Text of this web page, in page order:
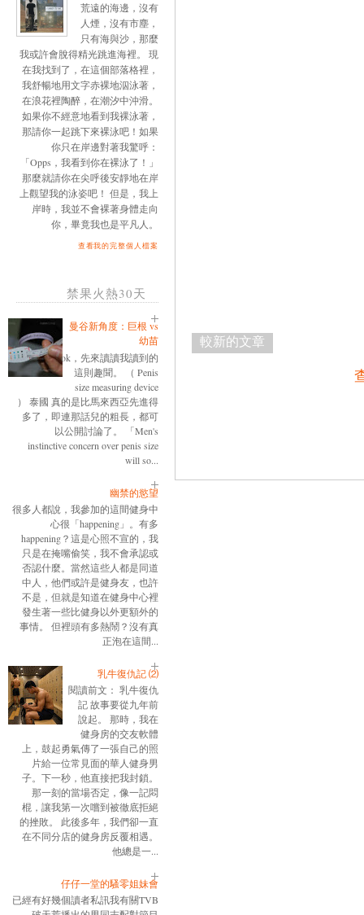
荒遠的海邊，沒有
人煙，沒有市塵，
只有海與沙，那麼
我或許會脫得精光跳進海裡。 現
在我找到了，在這個部落格裡，
我舒暢地用文字赤裸地泅泳著，
在浪花裡陶醉，在潮汐中沖滑。
如果你不經意地看到我裸泳著，
那請你一起跳下來裸泳吧！如果
你只在岸邊對著我驚呼：
「Opps，我看到你在裸泳了！」
那麼就請你在尖呼後安靜地在岸
上觀望我的泳姿吧！ 但是，我上
岸時，我並不會裸著身體走向
你，畢竟我也是平凡人。
查看我的完整個人檔案
禁果火熱30天
曼谷新角度：巨根 vs
幼苗
ok，先來讀讀我讀到的
這則趣聞。 （ Penis
size measuring device
） 泰國 真的是比馬來西亞先進得
多了，即連那話兒的粗長，都可
以公開討論了。 「Men's
instinctive concern over penis size
will so...
幽禁的慾望
很多人都說，我參加的這間健身中
心很「happening」。有多
happening？這是心照不宣的，我
只是在掩嘴偷笑，我不會承認或
否認什麼。當然這些人都是同道
中人，他們或許是健身友，也許
不是，但就是知道在健身中心裡
發生著一些比健身以外更額外的
事情。 但裡頭有多熱鬧？沒有真
正泡在這間...
乳牛復仇記 ⑵
閱讀前文： 乳牛復仇
記 故事要從九年前
說起。 那時，我在
健身房的交友軟體
上，鼓起勇氣傳了一張自己的照
片給一位常見面的華人健身男
子。下一秒，他直接把我封鎖。
那一刻的當場否定，像一記悶
棍，讓我第一次嚐到被徹底拒絕
的挫敗。 此後多年，我們卻一直
在不同分店的健身房反覆相遇。
他總是一...
仔仔一堂的騷零姐妹會
已經有好幾個讀者私訊我有關TVB
較新的文章